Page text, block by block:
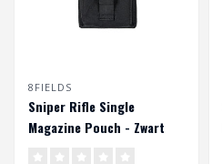
8FIELDS
Sniper Rifle Single
Magazine Pouch - Zwart